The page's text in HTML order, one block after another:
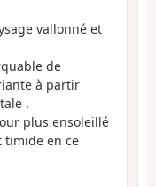
vallonné et
de
à partir
.
plus ensoleillé
timide en ce